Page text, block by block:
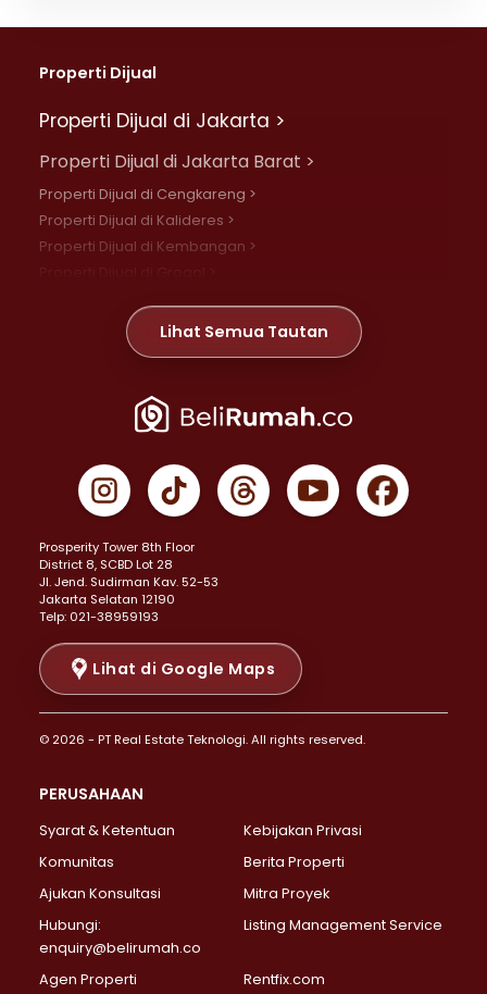
Properti Dijual
Properti Dijual di Jakarta >
Properti Dijual di Jakarta Barat >
Properti Dijual di Cengkareng >
Properti Dijual di Kalideres >
Properti Dijual di Kembangan >
Properti Dijual di Meruya >
Properti Dijual di Jelambar >
Properti Dijual di Jakarta Pusat >
Properti Dijual di Gambir >
Properti Dijual di Johar Baru >
Properti Dijual di Menteng >
Properti Dijual di Senen >
Properti Dijual di Tanah Abang >
Properti Dijual di Cikini >
Properti Dijual di Kramat >
Properti Dijual di Pasar Baru >
Properti Dijual di Bendungan Hilir >
Properti Dijual di Jakarta Selatan >
Properti Dijual di Lebak Bulus >
Properti Dijual di Gandaria Selatan >
Properti Dijual di Pondok Labu >
Properti Dijual di Lenteng Agung >
Properti Dijual di Senayan >
Properti Dijual di Pondok Pinang >
Lihat Semua Tautan
Prosperity Tower 8th Floor
District 8, SCBD Lot 28
JI. Jend. Sudirman Kav. 52-53
Jakarta Selatan 12190
Telp: 021-38959193
Lihat di Google Maps
© 2026 - PT Real Estate Teknologi. All rights reserved.
PERUSAHAAN
Syarat & Ketentuan
Kebijakan Privasi
Komunitas
Berita Properti
Ajukan Konsultasi
Mitra Proyek
Hubungi:
enquiry@belirumah.co
Listing Management Service
Agen Properti Rentfix.com